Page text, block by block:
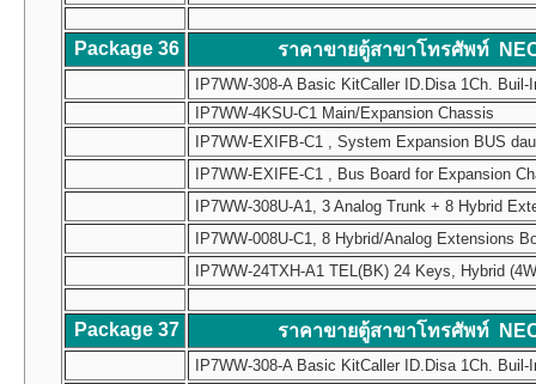
Package 36 ราคาขายตู้สาขาโทรศัพท์
IP7WW-308-A Basic KitCaller ID.Disa 1Ch.
IP7WW-4KSU-C1 Main/Expansion Chassis
IP7WW-EXIFB-C1 , System Expansion BUS
IP7WW-EXIFE-C1 , Bus Board for Expansion
IP7WW-308U-A1, 3 Analog Trunk + 8 Hybrid
IP7WW-008U-C1, 8 Hybrid/Analog Extensions
IP7WW-24TXH-A1 TEL(BK) 24 Keys, Hybrid
Package 37 ราคาขายตู้สาขาโทรศัพท์
IP7WW-308-A Basic KitCaller ID.Disa 1Ch.